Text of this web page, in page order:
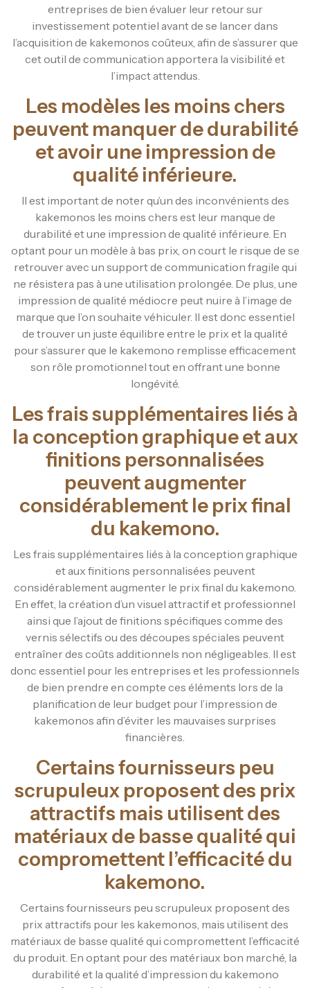
entreprises de bien évaluer leur retour sur
investissement potentiel avant de se lancer dans
l’acquisition de kakemonos coûteux, afin de s’assurer que
cet outil de communication apportera la visibilité et
l’impact attendus.
Les modèles les moins chers
peuvent manquer de durabilité
et avoir une impression de
qualité inférieure.
Il est important de noter qu’un des inconvénients des
kakemonos les moins chers est leur manque de
durabilité et une impression de qualité inférieure. En
optant pour un modèle à bas prix, on court le risque de se
retrouver avec un support de communication fragile qui
ne résistera pas à une utilisation prolongée. De plus, une
impression de qualité médiocre peut nuire à l’image de
marque que l’on souhaite véhiculer. Il est donc essentiel
de trouver un juste équilibre entre le prix et la qualité
pour s’assurer que le kakemono remplisse efficacement
son rôle promotionnel tout en offrant une bonne
longévité.
Les frais supplémentaires liés à
la conception graphique et aux
finitions personnalisées
peuvent augmenter
considérablement le prix final
du kakemono.
Les frais supplémentaires liés à la conception graphique
et aux finitions personnalisées peuvent
considérablement augmenter le prix final du kakemono.
En effet, la création d’un visuel attractif et professionnel
ainsi que l’ajout de finitions spécifiques comme des
vernis sélectifs ou des découpes spéciales peuvent
entraîner des coûts additionnels non négligeables. Il est
donc essentiel pour les entreprises et les professionnels
de bien prendre en compte ces éléments lors de la
planification de leur budget pour l’impression de
kakemonos afin d’éviter les mauvaises surprises
financières.
Certains fournisseurs peu
scrupuleux proposent des prix
attractifs mais utilisent des
matériaux de basse qualité qui
compromettent l’efficacité du
kakemono.
Certains fournisseurs peu scrupuleux proposent des
prix attractifs pour les kakemonos, mais utilisent des
matériaux de basse qualité qui compromettent l’efficacité
du produit. En optant pour des matériaux bon marché, la
durabilité et la qualité d’impression du kakemono